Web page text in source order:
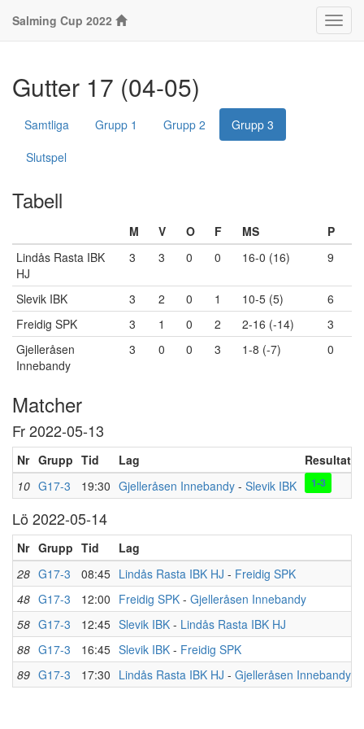
Salming Cup 2022
Gutter 17 (04-05)
Samtliga Grupp 1 Grupp 2
Grupp 3
Slutspel
Tabell
M V O F MS
P
Lindås Rasta IBK
HJ
3 3 0 0 16-0 (16) 9
Slevik IBK 3 2 0 1 10-5 (5)
6
Freidig SPK
3 1 0 2 2-16 (-14)
3
Gjelleråsen
Innebandy
3 0 0 3 1-8 (-7) 0
Matcher
Fr 2022-05-13
Nr Grupp Tid Lag Resultat
10 G17-3 19:30 Gjelleråsen Innebandy - Slevik IBK 1-3
Lö 2022-05-14
Nr Grupp Tid Lag
28 G17-3 08:45 Lindås Rasta IBK HJ - Freidig SPK
48 G17-3 12:00 Freidig SPK - Gjelleråsen Innebandy
58 G17-3 12:45 Slevik IBK - Lindås Rasta IBK HJ
88 G17-3 16:45 Slevik IBK - Freidig SPK
89 G17-3 17:30 Lindås Rasta IBK HJ - Gjelleråsen Innebandy